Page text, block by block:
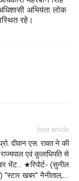
अभियंता लोक
रहे।
Next article
दीवान एस. रावत ने की
एवं कुलाधिपति से
भेंट… ★रिपोर्ट- (सुनील
“स्टार खबर” नैनीताल,….